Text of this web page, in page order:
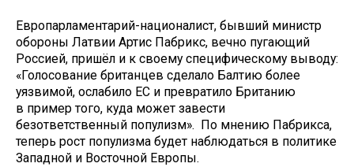
Европарламентарий-националист, бывший министр
обороны Латвии Артис Пабрикс, вечно пугающий
Россией, пришёл и к своему специфическому выводу:
«Голосование британцев сделало Балтию более
уязвимой, ослабило ЕС и превратило Британию
в пример того, куда может завести
безответственный популизм». По мнению Пабрикса,
теперь рост популизма будет наблюдаться в политике
Западной и Восточной Европы.